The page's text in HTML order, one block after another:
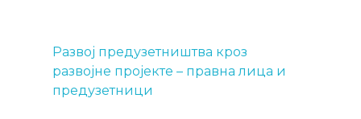
Развој предузетништва кроз
развојне пројекте – правна лица и
предузетници